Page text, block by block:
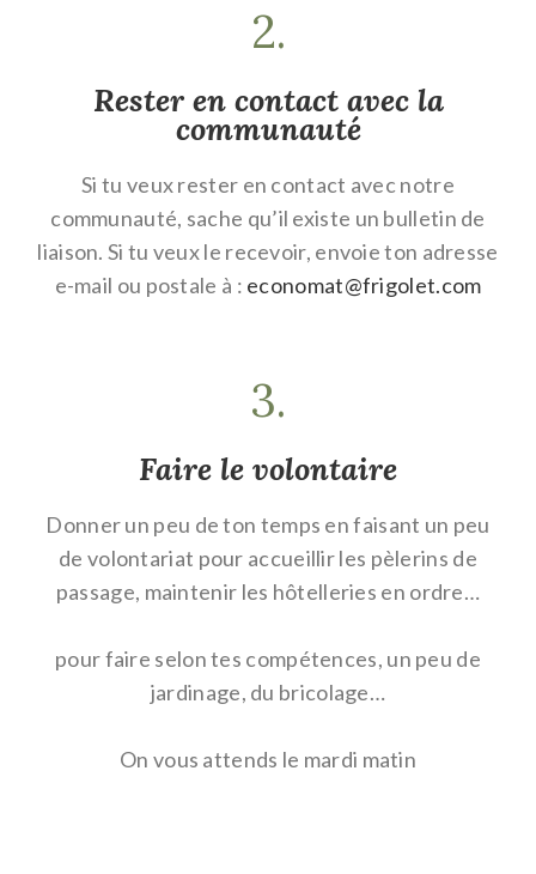
2.
Rester en contact avec la
communauté
Si tu veux rester en contact avec notre
communauté, sache qu’il existe un bulletin de
liaison. Si tu veux le recevoir, envoie ton adresse
e-mail ou postale à : economat@frigolet.com
3.
Faire le volontaire
Donner un peu de ton temps en faisant un peu
de volontariat pour accueillir les pèlerins de
passage, maintenir les hôtelleries en ordre…
pour faire selon tes compétences, un peu de
jardinage, du bricolage…
On vous attends le mardi matin